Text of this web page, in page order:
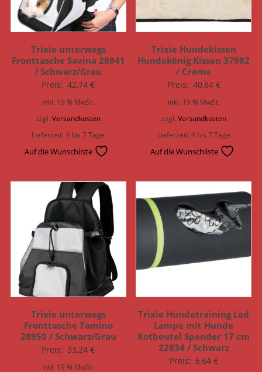
Trixie unterwegs
Fronttasche Savina 28941
/ Schwarz/Grau
Preis: 42,74€
inkl. 19 % MwSt.
zzgl.Versandkosten
Lieferzeit:4 bis 7 Tage
Auf die Wunschliste
Trixie Hundekissen
Hundekönig Kissen 37982
/ Creme
Preis: 40,84 €
inkl. 19 % MwSt.
zzgl. Versandkosten
Lieferzeit:4 bis 7 Tage
Auf die Wunschliste
Trixie unterwegs
Fronttasche Tamino
28950 / Schwarz/Grau
Preis: 33,24€
inkl. 19 % MwSt.
Trixie Hundetraining Led
Lampe mit Hunde
Kotbeutel Spender 17 cm
22834 / Schwarz
Preis: 6,64 €